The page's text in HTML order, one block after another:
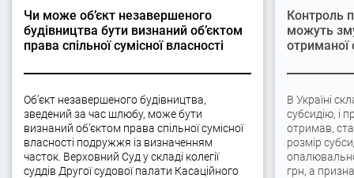
Чи може об’єкт незавершеного
будівництва бути визнаний об’єктом
права спільної сумісної власності
Об’єкт незавершеного будівництва,
зведений за час шлюбу, може бути
визнаний об’єктом права спільної сумісної
власності подружжя із визначенням
часток. Верховний Суд у складі колегії
суддів Другої судової палати Касаційного
Контроль
можуть
отриманої
В Україні
субсидію, і
отримав,
розмір
грн, а